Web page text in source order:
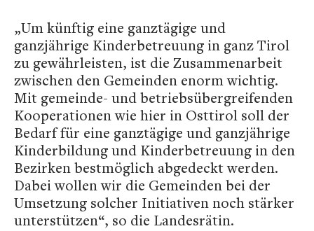
„Um künftig eine ganztägige und
ganzjährige Kinderbetreuung in ganz Tirol
zu gewährleisten, ist die Zusammenarbeit
zwischen den Gemeinden enorm wichtig.
Mit gemeinde- und betriebsübergreifenden
Kooperationen wie hier in Osttirol soll der
Bedarf für eine ganztägige und ganzjährige
Kinderbildung und Kinderbetreuung in den
Bezirken bestmöglich abgedeckt werden.
Dabei wollen wir die Gemeinden bei der
Umsetzung solcher Initiativen noch stärker
unterstützen“, so die Landesrätin.